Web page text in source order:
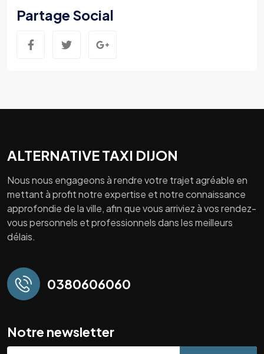
Partage Social
ALTERNATIVE TAXI DIJON
Nous nous engageons à rendre votre trajet agréable en
mettant à profit notre expertise et notre connaissance
approfondie de la ville, afin que vous arriviez à vos rendez-
vous personnels et professionnels dans les meilleurs
délais.
0380606060
Notre newsletter